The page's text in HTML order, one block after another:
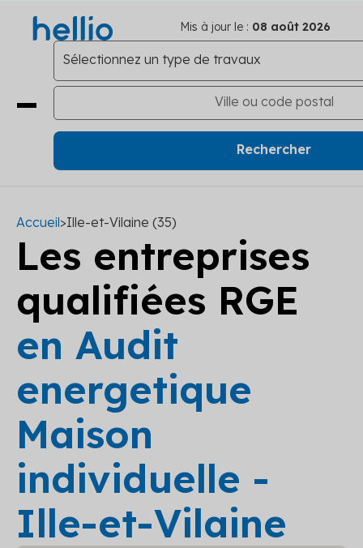
Mis à jour le : 08 août 2026
Accueil>Ille-et-Vilaine (35)
Les entreprises
qualifiées RGE
en Audit
energetique
Maison
individuelle -
Ille-et-Vilaine